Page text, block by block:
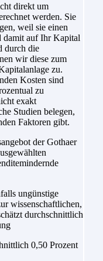
direkt um
werden. Sie
weil sie einen
damit auf Ihr Kapital
durch die
wir diese zum
zu.
Kosten sind
zu
exakt
Studien belegen,
Faktoren gibt.
der Gothaer
ungünstige
wissenschaftlichen,
durchschnittlich
0,50 Prozent